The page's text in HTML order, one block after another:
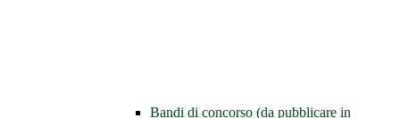
Bandi di concorso (da pubblicare in